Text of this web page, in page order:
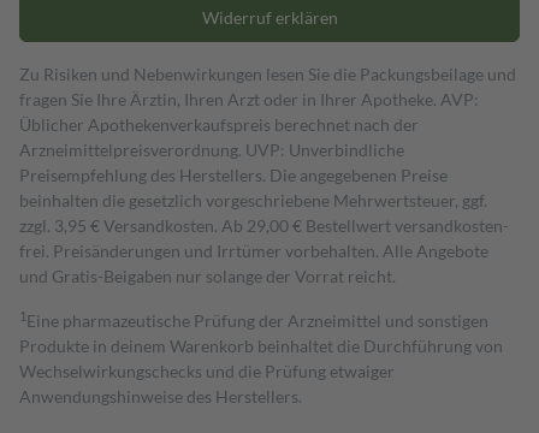
Widerruf erklären
Zu Risiken und Nebenwirkungen lesen Sie die Packungsbeilage und
fragen Sie Ihre Ärztin, Ihren Arzt oder in Ihrer Apotheke. AVP:
Üblicher Apothekenverkaufspreis berechnet nach der
Arzneimittelpreisverordnung. UVP: Unverbindliche
Preisempfehlung des Herstellers. Die angegebenen Preise
beinhalten die gesetzlich vorgeschriebene Mehrwertsteuer, ggf.
zzgl. 3,95 € Versandkosten. Ab 29,00 € Bestell­wert versand­kosten­
frei. Preisänderungen und Irrtümer vorbehalten. Alle Angebote
und Gratis-Beigaben nur solange der Vorrat reicht.
1 Eine pharmazeutische Prüfung der Arzneimittel und sonstigen
Produkte in deinem Warenkorb beinhaltet die Durchführung von
Wechselwirkungschecks und die Prüfung etwaiger
Anwendungshinweise des Herstellers.